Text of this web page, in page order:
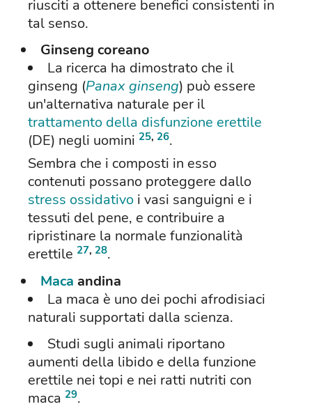
riusciti a ottenere benefici consistenti in
tal senso.
Ginseng coreano
La ricerca ha dimostrato che il
ginseng (Panax ginseng) può essere
un'alternativa naturale per il
trattamento della disfunzione erettile
(DE) negli uomini 25, 26.
Sembra che i composti in esso
contenuti possano proteggere dallo
stress ossidativo i vasi sanguigni e i
tessuti del pene, e contribuire a
ripristinare la normale funzionalità
erettile 27, 28.
Maca andina
La maca è uno dei pochi afrodisiaci
naturali supportati dalla scienza.
Studi sugli animali riportano
aumenti della libido e della funzione
erettile nei topi e nei ratti nutriti con
maca 29.